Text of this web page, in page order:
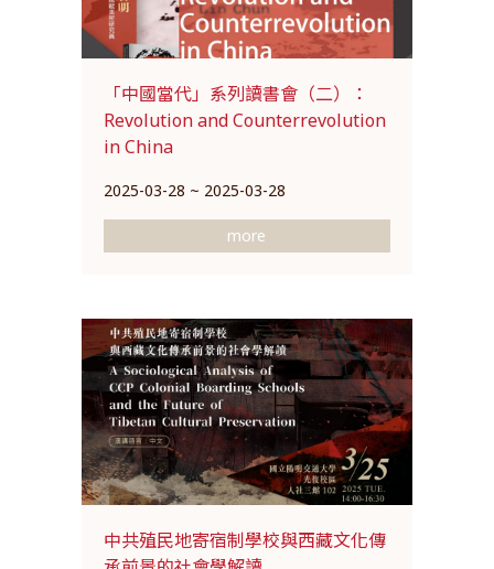
「中國當代」系列讀書會（二）：
Revolution and Counterrevolution
in China
2025-03-28 ~ 2025-03-28
more
中共殖民地寄宿制學校與西藏文化傳